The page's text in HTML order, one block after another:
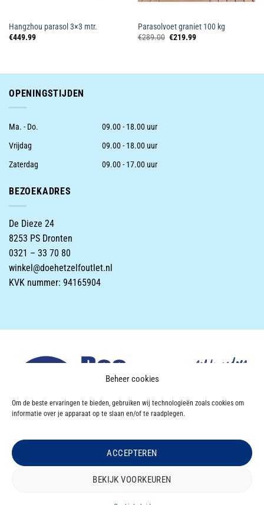
Beheer cookies
Om de beste ervaringen te bieden, gebruiken wij technologieën zoals cookies om
informatie over je apparaat op te slaan en/of te raadplegen.
ACCEPTEREN
BEKIJK VOORKEUREN
Hangzhou parasol 3×3 mtr.
€449.99
Parasolvoet graniet 100 kg
€289.00 Oorspronkelijke
€219.99Huidige
OPENINGSTIJDEN
Ma. - Do.
09.00 - 18.00 uur
Vrijdag
09.00 - 18.00 uur
Zaterdag
09.00 - 17.00 uur
BEZOEKADRES
De Dieze 24
8253 PS Dronten
0321 – 33 70 80
winkel@doehetzelfoutlet.nl
KVK nummer: 94165904
OVER DOEHETZELF OUTLET CONTACT